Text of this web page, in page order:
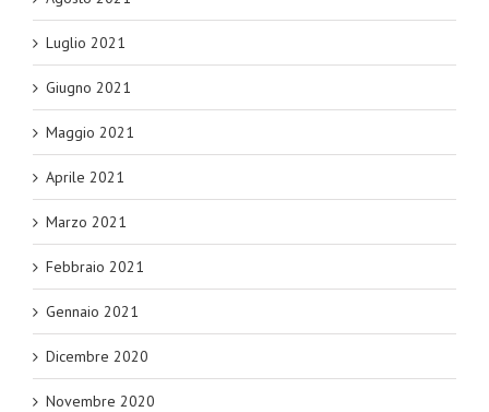
Luglio 2021
Giugno 2021
Maggio 2021
Aprile 2021
Marzo 2021
Febbraio 2021
Gennaio 2021
Dicembre 2020
Novembre 2020